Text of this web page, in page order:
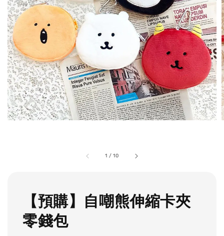
1 /10
【預購】自嘲熊伸縮卡夾
零錢包